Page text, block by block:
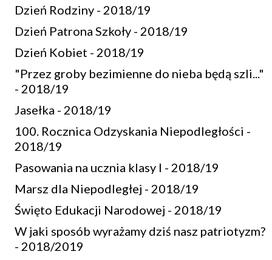
Dzień Rodziny - 2018/19
Dzień Patrona Szkoły - 2018/19
Dzień Kobiet - 2018/19
"Przez groby bezimienne do nieba będą szli..."
- 2018/19
Jasełka - 2018/19
100. Rocznica Odzyskania Niepodległości -
2018/19
Pasowania na ucznia klasy I - 2018/19
Marsz dla Niepodległej - 2018/19
Święto Edukacji Narodowej - 2018/19
W jaki sposób wyrażamy dziś nasz patriotyzm?
- 2018/2019